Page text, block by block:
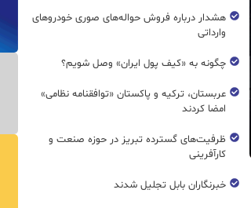
هشدار درباره فروش حواله‌های صوری خودروهای
وارداتی
چگونه به «کیف پول ایران» وصل شویم؟
عربستان، ترکیه و پاکستان «توافقنامه نظامی»
امضا کردند
ظرفیت‌های گسترده‌ تبریز در حوزه صنعت و
کارآفرینی
خبرنگاران بابل تجلیل شدند